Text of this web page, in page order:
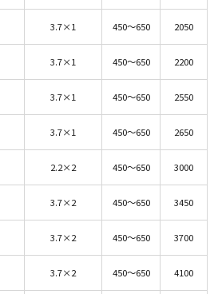
3.7×1 450～650 2050
3.7×1 450～650 2200
3.7×1 450～650 2550
3.7×1 450～650 2650
2.2×2 450～650 3000
3.7×2 450～650 3450
3.7×2 450～650 3700
3.7×2 450～650 4100